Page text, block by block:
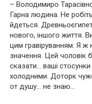
– Володимиро
Гарна людина. Не
йдеться.
нового, іншого життя.
цим гравіруванням. Я ж
значення. Цей чоловік
сказати… ваші
холодними. Доторк
от душу… не знаю…